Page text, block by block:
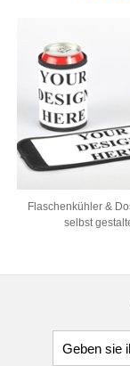
Flaschenkühler &
selbst